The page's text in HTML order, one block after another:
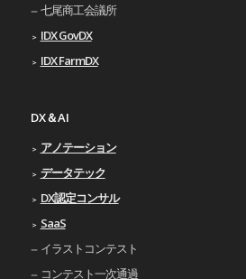
七尾商工会議所
IDX GovDX
IDX FarmDX
DX＆AI
アノテーション
データテック
DX認定コンサル
SaaS
イラストコンテスト
コンテスト一次通過